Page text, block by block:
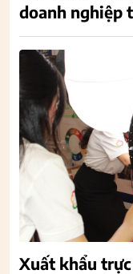
doanh nghiệp
Xuất khẩu